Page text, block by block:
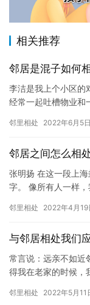
相关推荐
邻居是混子如何
李洁是我上个小区的
经常一起吐槽物业和
了她搬…
邻里相处 2022年6月5日
邻居之间怎么相
张明扬 在这一段上
字。 像所有人一样
往，…
邻里相处 2022年4月19
与邻居相处我们
常言说：远亲不如近
得我在老家的时候，
有大…
邻里相处 2022年5月11